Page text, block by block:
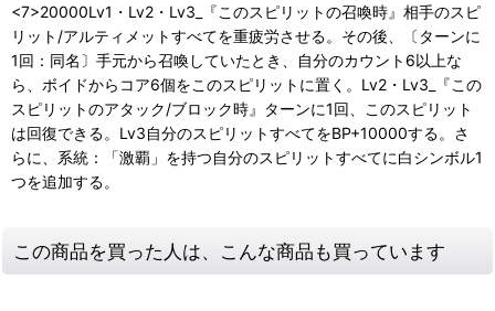
<7>20000Lv1・Lv2・Lv3_『このスピリットの召喚時』相手のスピ
リット/アルティメットすべてを重疲労させる。その後、〔ターンに
1回：同名〕手元から召喚していたとき、自分のカウント6以上な
ら、ボイドからコア6個をこのスピリットに置く。Lv2・Lv3_『この
スピリットのアタック/ブロック時』ターンに1回、このスピリット
は回復できる。Lv3自分のスピリットすべてをBP+10000する。さ
らに、系統：「激覇」を持つ自分のスピリットすべてに白シンボル1
つを追加する。
この商品を買った人は、こんな商品も買っています